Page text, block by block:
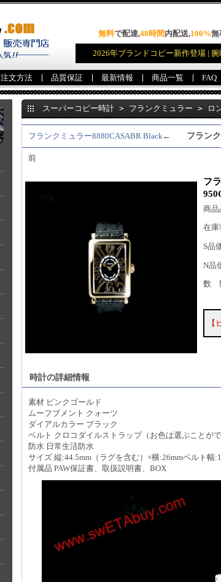
無料で配達,48時間 内配送,100%無
2026年ブランドコピー新作登場 | 腕
注文方法 品質保証 最新情報 商品一覧 FAQ
スーパーコピー時計 > フランクミュラー > ロ
ース 950QZRELIEF 5N Black コピー 時計
フランクミュラー8880CASABR Black←
前
フラン
フ
商品
在庫
S品
N品
数
時計の詳細情報
素材 ピンクゴールド
ムーフブメント クォーツ
ダイアルカラー ブラック
ベルト クロコダイルストラップ（お色は選ぶことがで
防水 日常生活防水
サイズ 縦:44.5mm（ラグを含む）×横:26mmベルト幅
付属品 PAW保証書、取扱説明書、BOX